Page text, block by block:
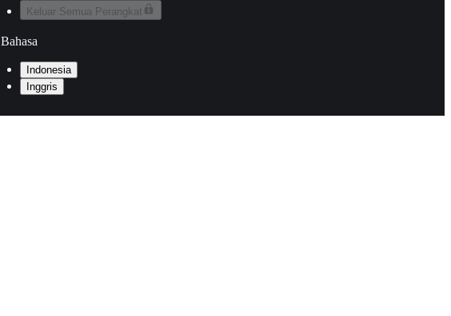
Keluar Semua Perangkat
Bahasa
Indonesia
Inggris